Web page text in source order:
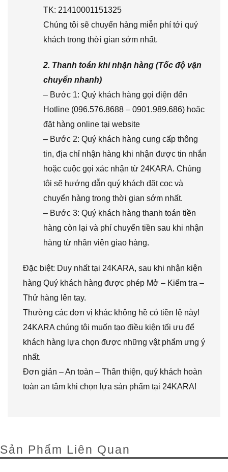
TK: 21410001151325
Chúng tôi sẽ chuyển hàng miễn phí tới quý
khách trong thời gian sớm nhất.
2. Thanh toán khi nhận hàng (Tốc độ vận
chuyển nhanh)
– Bước 1: Quý khách hàng gọi điện đến
Hotline (096.576.8688 – 0901.989.686) hoặc
đặt hàng online tại website
– Bước 2: Quý khách hàng cung cấp thông
tin, địa chỉ nhận hàng khi nhận được tin nhắn
hoặc cuộc gọi xác nhận từ 24KARA. Chúng
tôi sẽ hướng dẫn quý khách đặt cọc và
chuyển hàng trong thời gian sớm nhất.
– Bước 3: Quý khách hàng thanh toán tiền
hàng còn lại và phí chuyển tiền sau khi nhận
hàng từ nhân viên giao hàng.
Đặc biệt: Duy nhất tại 24KARA, sau khi nhận kiện
hàng Quý khách hàng được phép Mở – Kiểm tra –
Thử hàng lên tay.
Thường các đơn vị khác không hề có tiền lệ này!
24KARA chúng tôi muốn tạo điều kiện tối ưu để
khách hàng lựa chọn được những vật phẩm ưng ý
nhất.
Đơn giản – An toàn – Thân thiện, quý khách hoàn
toàn an tâm khi chọn lựa sản phẩm tại 24KARA!
Sản Phẩm Liên Quan